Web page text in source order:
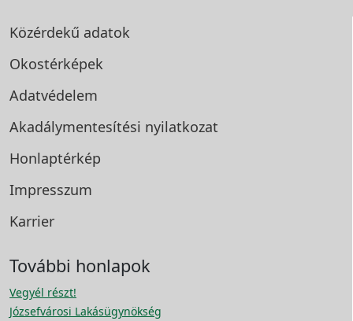
Közérdekű adatok
Okostérképek
Adatvédelem
Akadálymentesítési nyilatkozat
Honlaptérkép
Impresszum
Karrier
További honlapok
Vegyél részt!
Józsefvárosi Lakásügynökség